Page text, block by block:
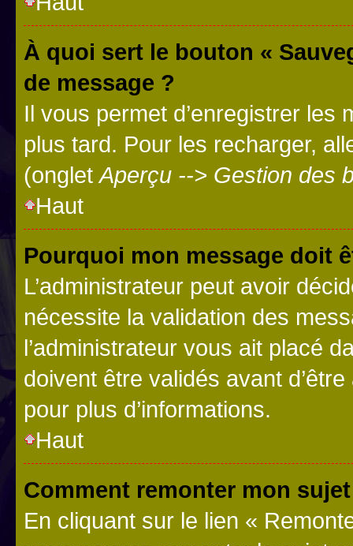
À quoi sert le bouton «
de message ?
Il vous permet d’enregistrer
plus tard. Pour les recharger,
(onglet Aperçu --> Gestion des
Haut
Pourquoi mon message doit
L’administrateur peut avoir
nécessite la validation des
l’administrateur vous ait placé
doivent être validés avant
pour plus d’informations.
Haut
Comment remonter mon
En cliquant sur le lien «